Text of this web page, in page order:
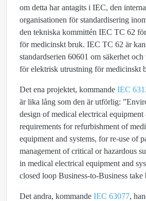
om detta har antagits i IEC, den
organisationen för standardisering
den tekniska kommittén IEC TC 62
för medicinskt bruk. IEC TC 62 är
standardserien 60601 om säkerhet och
för elektrisk utrustning för medicinskt
Det ena projektet, kommande IEC
är lika lång som den är utförlig:
design of medical electrical equipment
requirements for refurbishment of
equipment and systems, for re-use of
management of critical or hazardous
in medical electrical equipment and
closed loop Business-to-Business take
Det andra, kommande IEC 63077,